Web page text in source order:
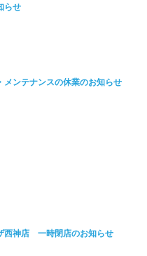
らせ
メンテナンスの休業のお知らせ
西神店 一時閉店のお知らせ